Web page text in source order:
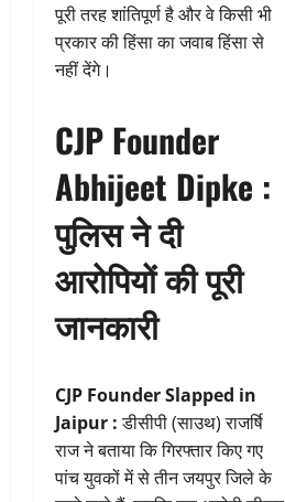
पूरी तरह शांतिपूर्ण है और वे किसी भी
प्रकार की हिंसा का जवाब हिंसा से
नहीं देंगे।
CJP Founder
Abhijeet Dipke :
पुलिस ने दी
आरोपियों की पूरी
जानकारी
CJP Founder Slapped in
Jaipur :डीसीपी (साउथ) राजर्षि
राज ने बताया कि गिरफ्तार किए गए
पांच युवकों में से तीन जयपुर जिले के